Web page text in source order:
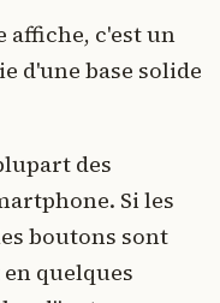
affiche, c'est un
d'une base solide
des
Si les
boutons sont
quelques